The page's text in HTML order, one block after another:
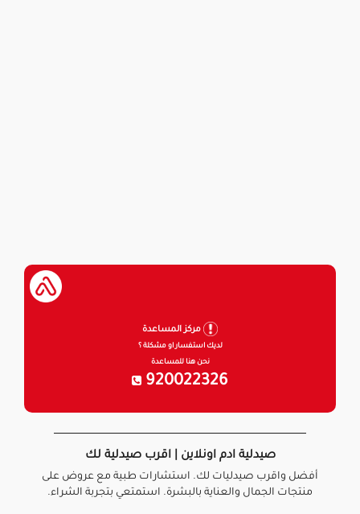
مركز المساعدة
لديك استفسار او مشكلة ؟
نحن هنا للمساعدة
920022326
صيدلية ادم اونلاين | اقرب صيدلية لك
أفضل واقرب صيدليات لك. استشارات طبية مع عروض على
منتجات الجمال والعناية بالبشرة. استمتعي بتجربة الشراء.